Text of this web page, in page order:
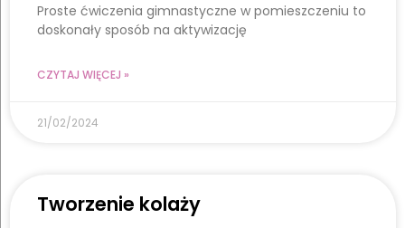
Proste ćwiczenia gimnastyczne w pomieszczeniu to
doskonały sposób na aktywizację
CZYTAJ WIĘCEJ »
21/02/2024
Tworzenie kolaży